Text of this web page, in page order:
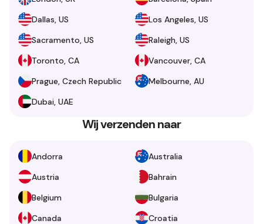
Dallas, US
Los Angeles, US
Sacramento, US
Raleigh, US
Toronto, CA
Vancouver, CA
Prague, Czech Republic
Melbourne, AU
Dubai, UAE
Wij verzenden naar
Andorra
Australia
Austria
Bahrain
Belgium
Bulgaria
Canada
Croatia